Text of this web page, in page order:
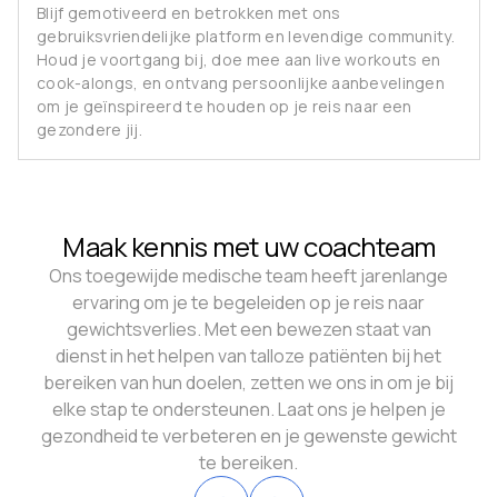
Blijf gemotiveerd en betrokken met ons
gebruiksvriendelijke platform en levendige community.
Houd je voortgang bij, doe mee aan live workouts en
cook-alongs, en ontvang persoonlijke aanbevelingen
om je geïnspireerd te houden op je reis naar een
gezondere jij.
Maak kennis met uw coachteam
Ons toegewijde medische team heeft jarenlange
ervaring om je te begeleiden op je reis naar
gewichtsverlies. Met een bewezen staat van
dienst in het helpen van talloze patiënten bij het
bereiken van hun doelen, zetten we ons in om je bij
elke stap te ondersteunen. Laat ons je helpen je
gezondheid te verbeteren en je gewenste gewicht
te bereiken.